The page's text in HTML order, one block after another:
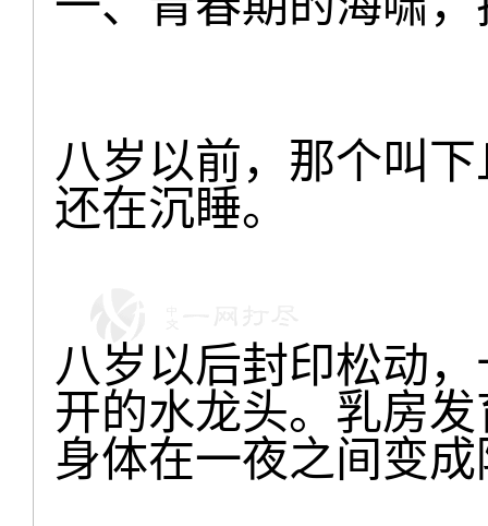
八岁以前，那个叫
还在沉睡。
八岁以后封印松动
开的水龙头。乳房
身体在一夜之间变